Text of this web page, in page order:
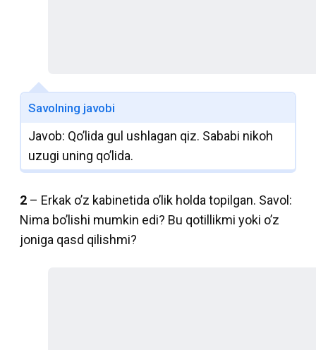
Savolning javobi
Javob: Qo’lida gul ushlagan qiz. Sababi nikoh
uzugi uning qo’lida.
2 – Erkak o’z kabinetida o’lik holda topilgan. Savol:
Nima bo’lishi mumkin edi? Bu qotillikmi yoki o’z
joniga qasd qilishmi?